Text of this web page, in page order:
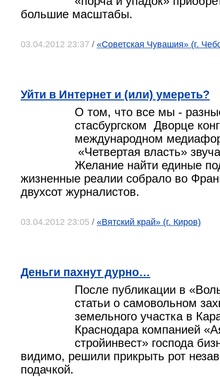
большие масштабы.
03.04.2012 23:37 / «Советская Чувашия» (г.
Уйти в Интернет и (или) умереть?
О том, что все мы -
стасбургском Дворце
международном
«Четвертая власть»
Желание найти единые
жизненные реалии собрало во
двухсот журналистов.
03.04.2012 23:05 / «Вятский край» (г. Киров)
Деньги пахнут дурно…
После публикации в
статьи о самовольном
земельного участка в
Краснодара компанией
стройинвест» господа
видимо, решили прикрыть рот
подачкой.